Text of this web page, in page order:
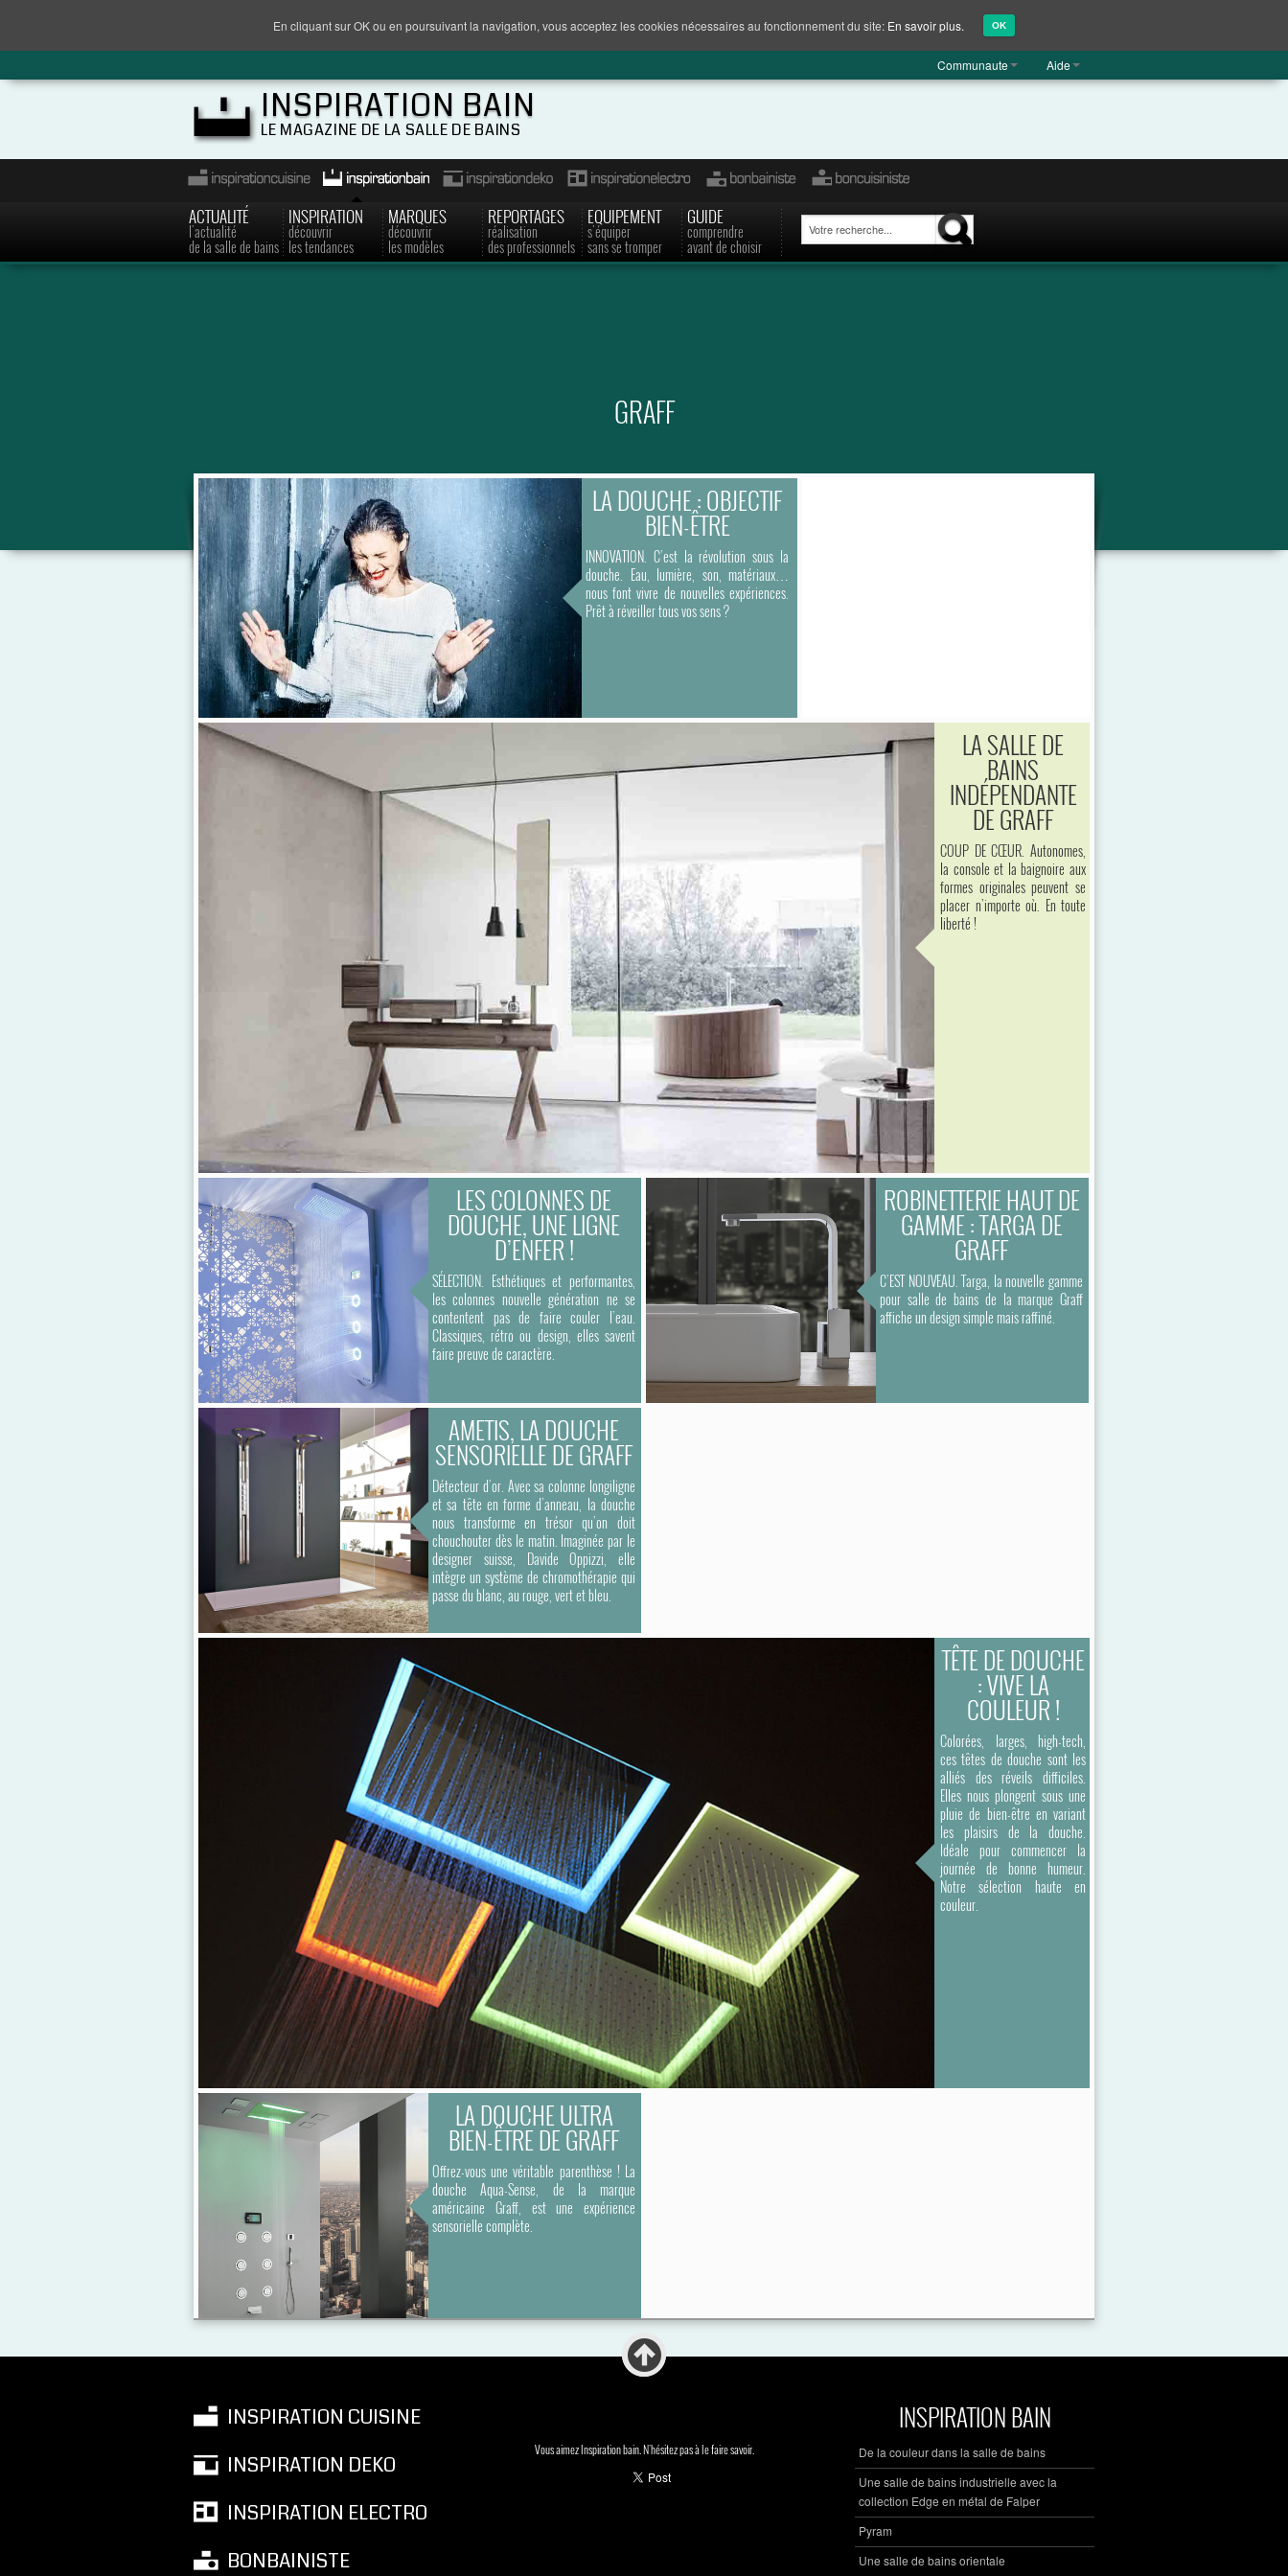
Communaute Aide
INSPIRATION BAIN
LE MAGAZINE DE LA SALLE DE BAINS
ACTUALITÉ
l'actualité
de la salle de bains
INSPIRATION
découvrir
les tendances
MARQUES
découvrir
les modèles
REPORTAGES
réalisation
des professionnels
EQUIPEMENT
s'équiper
sans se tromper
GUIDE
comprendre
avant de choisir
GRAFF
LA DOUCHE : OBJECTIF
BIEN-ÊTRE
INNOVATION. C’est la révolution sous la
douche. Eau, lumière, son, matériaux…
nous font vivre de nouvelles expériences.
Prêt à réveiller tous vos sens ?
LA SALLE DE
BAINS
INDÉPENDANTE
DE GRAFF
COUP DE CŒUR. Autonomes,
la console et la baignoire aux
formes originales peuvent se
placer n’importe où. En toute
liberté !
LES COLONNES DE
DOUCHE, UNE LIGNE
D’ENFER !
SÉLECTION. Esthétiques et performantes,
les colonnes nouvelle génération ne se
contentent pas de faire couler l’eau.
Classiques, rétro ou design, elles savent
faire preuve de caractère.
ROBINETTERIE HAUT DE
GAMME : TARGA DE
GRAFF
C’EST NOUVEAU. Targa, la nouvelle gamme
pour salle de bains de la marque Graff
affiche un design simple mais raffiné.
AMETIS, LA DOUCHE
SENSORIELLE DE GRAFF
Détecteur d’or. Avec sa colonne longiligne
et sa tête en forme d’anneau, la douche
nous transforme en trésor qu’on doit
chouchouter dès le matin. Imaginée par le
designer suisse, Davide Oppizzi, elle
intègre un système de chromothérapie qui
passe du blanc, au rouge, vert et bleu.
TÊTE DE DOUCHE
: VIVE LA
COULEUR !
Colorées, larges, high-tech,
ces têtes de douche sont les
alliés des réveils difficiles.
Elles nous plongent sous une
pluie de bien-être en variant
les plaisirs de la douche.
Idéale pour commencer la
journée de bonne humeur.
Notre sélection haute en
couleur.
LA DOUCHE ULTRA
BIEN-ÊTRE DE GRAFF
Offrez-vous une véritable parenthèse ! La
douche Aqua-Sense, de la marque
américaine Graff, est une expérience
sensorielle complète.
INSPIRATION CUISINE
INSPIRATION DEKO
INSPIRATION ELECTRO
BONBAINISTE
Vous aimez Inspiration bain. N'hésitez pas à le faire savoir.
INSPIRATION BAIN
De la couleur dans la salle de bains
Une salle de bains industrielle avec la
collection Edge en métal de Falper
Pyram
Une salle de bains orientale
En cliquant sur OK ou en poursuivant la navigation, vous acceptez les cookies nécessaires au fonctionnement du site: En savoir plus. OK